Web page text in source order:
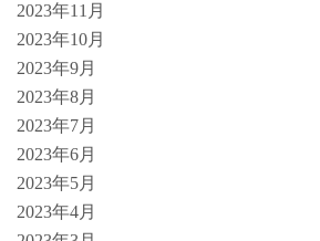
2023年11月
2023年10月
2023年9月
2023年8月
2023年7月
2023年6月
2023年5月
2023年4月